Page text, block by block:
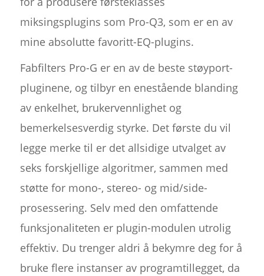
miksingsplugins som Pro-Q3, som er en av
mine absolutte favoritt-EQ-plugins.
Fabfilters Pro-G er en av de beste støyport-
pluginene, og tilbyr en enestående blanding
av enkelhet, brukervennlighet og
bemerkelsesverdig styrke. Det første du vil
legge merke til er det allsidige utvalget av
seks forskjellige algoritmer, sammen med
støtte for mono-, stereo- og mid/side-
prosessering. Selv med den omfattende
funksjonaliteten er plugin-modulen utrolig
effektiv. Du trenger aldri å bekymre deg for å
bruke flere instanser av programtillegget, da